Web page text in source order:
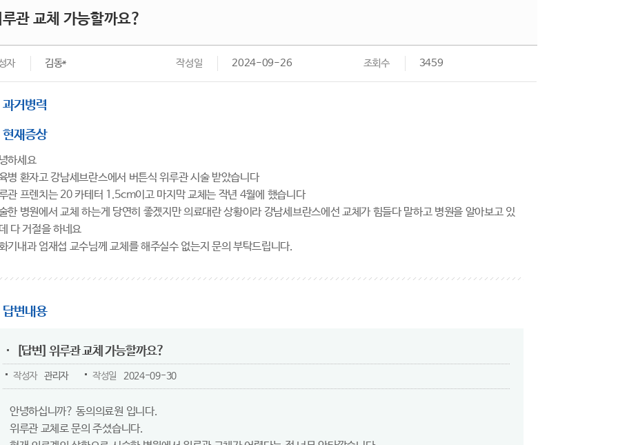
관 교체 가능할까요?
자 김동* 작성일 2024-09-26 조회수 3459
과거병력
현재증상
하세요
병 환자고 강남세브란스에서 버튼식 위루관 시술 받았습니다
관 프렌치는 20 카테터 1.5cm이고 마지막 교체는 작년 4월에 했습니다
한 병원에서 교체 하는게 당연히 좋겠지만 의료대란 상황이라 강남세브란스에선 교체가 힘들다 말하고 병원을 알아보고 있
다 거절을 하네요
기내과 엄재섭 교수님께 교체를 해주실수 없는지 문의 부탁드립니다.
답변내용
[답변] 위루관 교체 가능할까요?
작성자 관리자 작성일 2024-09-30
안녕하십니까? 동의의료원 입니다.
위루관 교체로 문의 주셨습니다.